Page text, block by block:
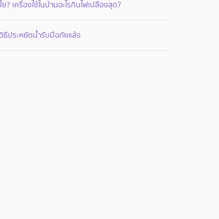
? เครื่องใช้ในบ้านอะไรกินไฟเปลืองสุด?
ธีประหยัดน้ำรับมือภัยแล้ง